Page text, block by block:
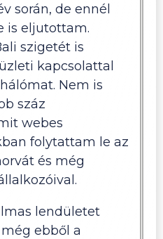
során, de ennél
is eljutottam.
szigetét is
kapcsolattal
Nem is
száz
webes
folytattam le az
és még
lendületet
ebből a